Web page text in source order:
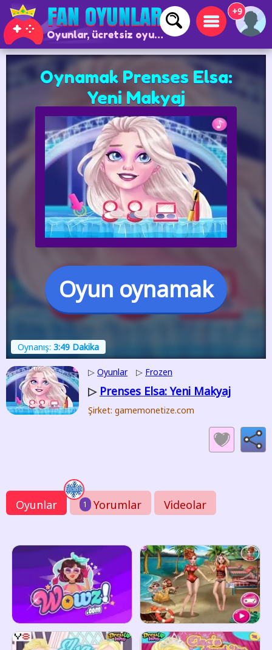
Oyunlar, ücretsiz oyunlar ve çevrimiçi oyunlar
+9
Oynamak Prenses Elsa:
Yeni Makyaj
Oyun oynamak
Oynanış: 3:49 Dakika
▷ Oyunlar ▷ Frozen
▷ Prenses Elsa: Yeni Makyaj
Şirket: gamemonetize.com
Oyunlar 1 Yorumlar Videolar